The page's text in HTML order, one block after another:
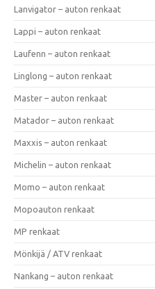
Lanvigator – auton renkaat
Lappi – auton renkaat
Laufenn – auton renkaat
Linglong – auton renkaat
Master – auton renkaat
Matador – auton renkaat
Maxxis – auton renkaat
Michelin – auton renkaat
Momo – auton renkaat
Mopoauton renkaat
MP renkaat
Mönkijä / ATV renkaat
Nankang – auton renkaat